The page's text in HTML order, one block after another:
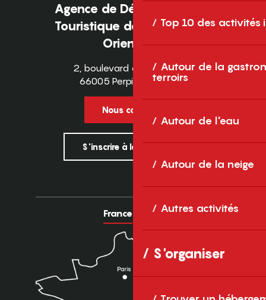
Top 10 des activités
Autour de la
terroirs
Autour de l'eau
Autour de la neige
Autres activités
S'organiser
Agence de Développement
Touristique des Pyrénées-
Orientales
2, boulevard des Pyrénées
66005 Perpignan Cedex
Nous contacter
S'inscrire à la newsletter
France Europe